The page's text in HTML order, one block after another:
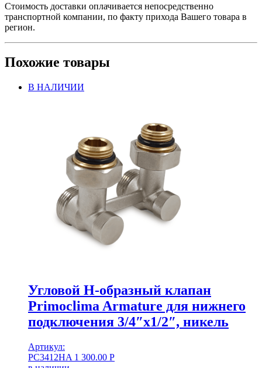
Стоимость доставки оплачивается непосредственно
транспортной компании, по факту прихода Вашего товара в
регион.
Похожие товары
В НАЛИЧИИ
Угловой Н-образный клапан
Primoclima Armature для нижнего
подключения 3/4″х1/2″, никель
Артикул:
PC3412HA 1 300.00 Р